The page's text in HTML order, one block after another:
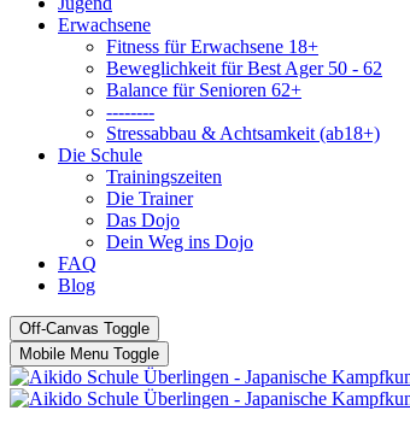
Erwachsene
Fitness für Erwachsene 18+
Beweglichkeit für Best Ager 50 - 62
Balance für Senioren 62+
--------
Stressabbau & Achtsamkeit (ab18+)
Die Schule
Trainingszeiten
Die Trainer
Das Dojo
Dein Weg ins Dojo
FAQ
Blog
Off-Canvas Toggle
Mobile Menu Toggle